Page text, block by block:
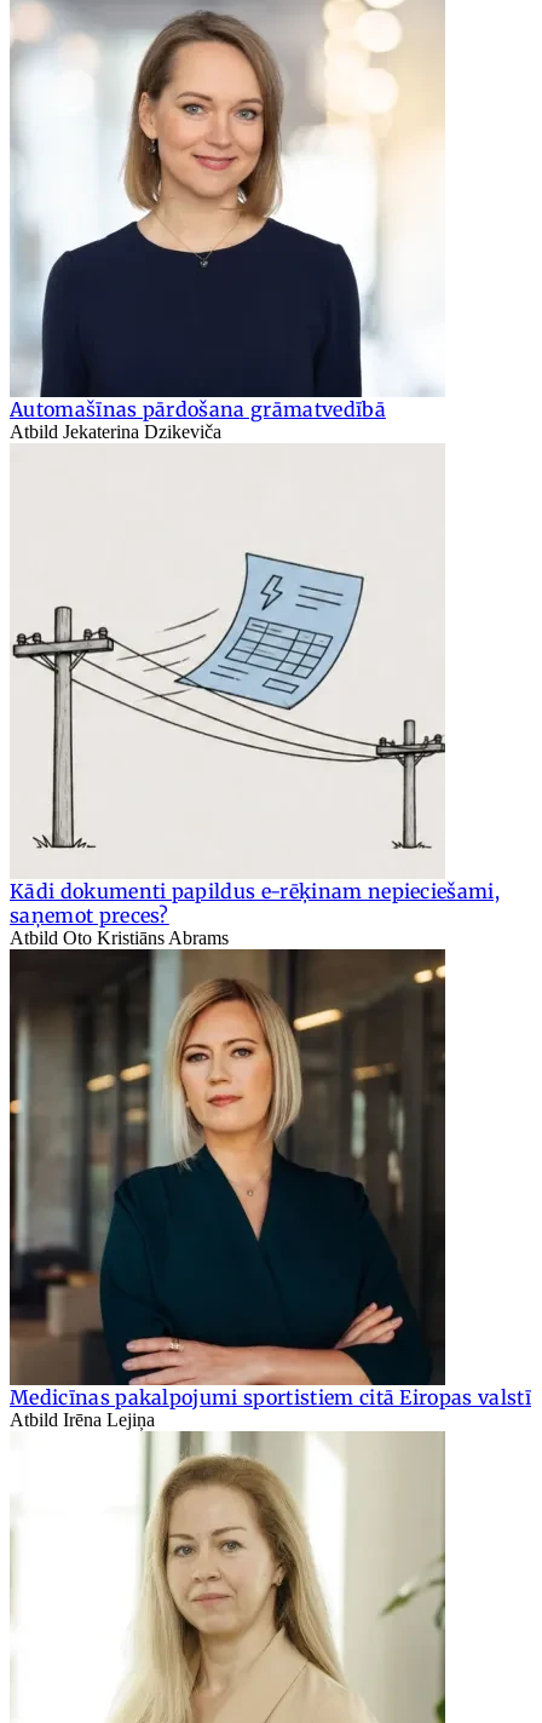
Automašīnas pārdošana grāmatvedībā
Atbild Jekaterina Dzikeviča
Kādi dokumenti papildus e-rēķinam nepieciešami,
saņemot preces?
Atbild Oto Kristiāns Abrams
Medicīnas pakalpojumi sportistiem citā Eiropas valstī
Atbild Irēna Lejiņa